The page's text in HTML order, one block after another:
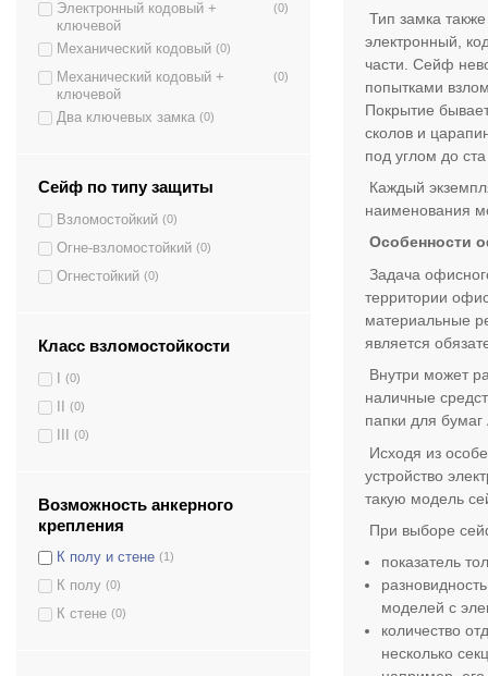
БС-63К.Т1.П1.9005 (1)
БЛ-65Е.Т1.П1.7035
ЕС-26Е.9005 (1)
БС-22Е.7035
БЛ-65К.Т1.П1.7035 (1)
ЕС-30К.9005 (1)
БС-46К.П1.9005
БС-52К.П1.7035
БС-38К.П1.9005
ЕС-20К.9005 (1)
БС-25М.К.9005
БС-25Е.9005
БС-25К.9005
БС-20Е.9005
БС-17Е.9005
БС-20К.9005
БС-20КД.7035
Электронный кодовый +
ключевой
(0)
Механический кодовый (0)
Механический кодовый +
ключевой
(0)
Два ключевых замка (0)
Сейф по типу защиты
Взломостойкий (0)
Огне-взломостойкий (0)
Огнестойкий (0)
Класс взломостойкости
(0)
(0)
(0)
Возможность анкерного
крепления
К полу и стене (1)
К полу (0)
К стене (0)
Тип замка
электронный,
части. Сейф
попытками
Покрытие
сколов и
под углом до
Каждый
наименования
Особенности
Задача
территории
материальные
является
Внутри может
наличные
папки для
Исходя из
устройство
такую модель
При выборе
показатель
моделей с
количество
несколько